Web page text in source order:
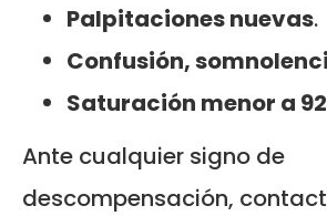
Palpitaciones nuevas.
Confusión,
Saturación menor a
Ante cualquier signo de
descompensación,